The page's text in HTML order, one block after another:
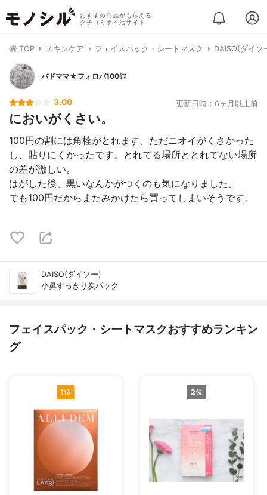
おすすめ商品がもらえる
クチコミポイ活サイト
TOP スキンケア フェイスパック・シートマスク DAISO(ダイソ
バドママ★フォロバ100◎
3.00 更新日時：6ヶ月以上前
においがくさい。
100円の割には角栓がとれます。ただニオイがくさかった
し、貼りにくかったです。とれてる場所ととれてない場所
の差が激しい。
はがした後、黒いなんかがつくのも気になりました。
でも100円だからまたみかけたら買ってしまいそうです。
DAISO(ダイソー)
小鼻すっきり炭パック
フェイスパック・シートマスクおすすめランキン
グ
1位 2位